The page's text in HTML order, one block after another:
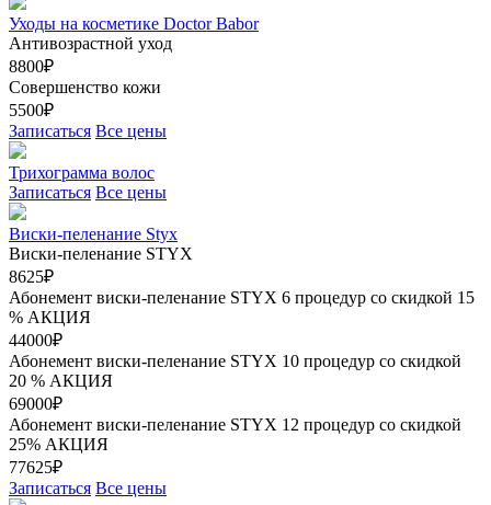
Уходы на косметике Doctor Babor
Антивозрастной уход
8800₽
Совершенство кожи
5500₽
Записаться Все цены
Трихограмма волос
Записаться Все цены
Виски-пеленание Styx
Виски-пеленание STYX
8625₽
Абонемент виски-пеленание STYX 6 процедур со скидкой 15
% АКЦИЯ
44000₽
Абонемент виски-пеленание STYX 10 процедур со скидкой
20 % АКЦИЯ
69000₽
Абонемент виски-пеленание STYX 12 процедур со скидкой
25% АКЦИЯ
77625₽
Записаться Все цены